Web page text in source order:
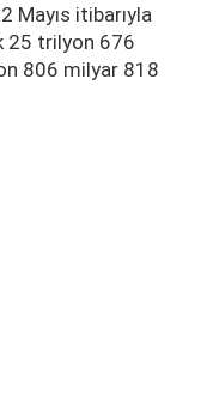
Mayıs itibarıyla
25 trilyon 676
806 milyar 818